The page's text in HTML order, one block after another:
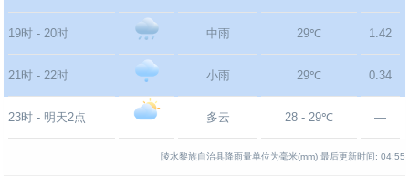
19时 - 20时 中雨 29℃ 1.42
21时 - 22时 小雨 29℃ 0.34
23时 - 明天2点 多云 28 - 29℃ —
陵水黎族自治县降雨量单位为毫米(mm) 最后更新时间: 04:55